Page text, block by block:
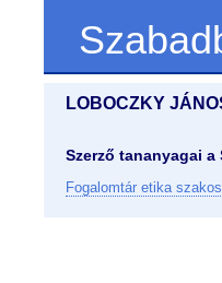
LOBOCZKY
Szerző tananyagai
Fogalomtár etika